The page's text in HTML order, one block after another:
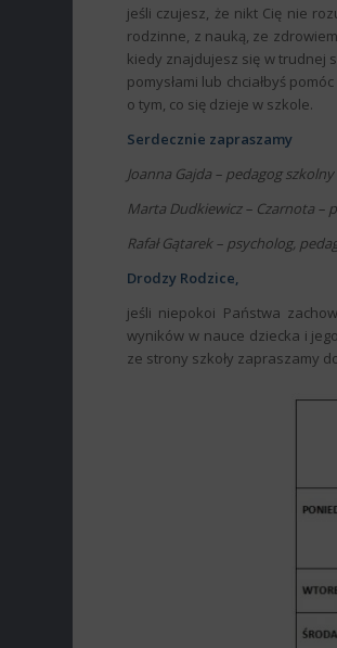
jeśli czujesz, że nikt Cię nie
rodzinne, z nauką, ze
kiedy znajdujesz się w trudnej
pomysłami lub chciałbyś
o tym, co się dzieje w szkole.
Serdecznie zapraszamy
Joanna Gajda – pedagog szkolny
Marta Dudkiewicz – Czarnota –
Rafał Gątarek – psycholog,
Drodzy Rodzice,
jeśli niepokoi Państwa
wyników w nauce dziecka i
ze strony szkoły zapraszamy